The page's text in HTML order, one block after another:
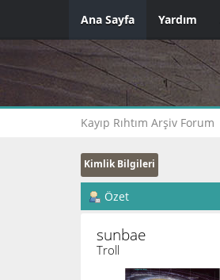
Ana Sayfa Yardım
Kayıp Rıhtım Arşiv Forum
Kimlik Bilgileri
Özet
sunbae
Troll